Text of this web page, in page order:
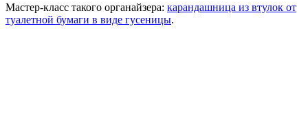
Мастер-класс такого органайзера: карандашница из втулок от
туалетной бумаги в виде гусеницы.